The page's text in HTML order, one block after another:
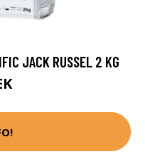
JACK RUSSEL 2 KG